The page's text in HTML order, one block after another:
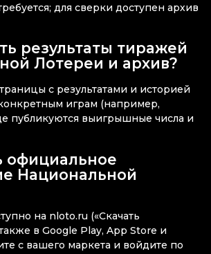
для сверки доступен архив
результаты тиражей
Лотереи и архив?
с результатами и историей
играм (например,
публикуются выигрышные числа и
официальное
Национальной
на nloto.ru («Скачать
в Google Play, App Store и
с вашего маркета и войдите по